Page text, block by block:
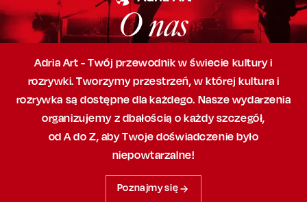
O nas
Adria Art - Twój przewodnik w świecie kultury i
rozrywki. Tworzymy przestrzeń,w której kultura i
rozrywka są dostępne dla każdego. Nasze wydarzenia
organizujemy z dbałością o każdy szczegół,
od A do Z, abyTwoje doświadczenie było
niepowtarzalne!
Poznajmy się